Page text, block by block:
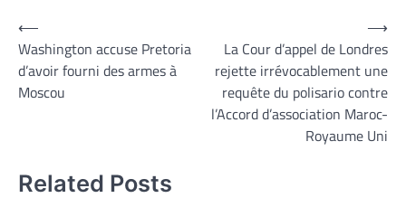
Navigation
de
l’article
⟵
Washington accuse Pretoria
d’avoir fourni des armes à
Moscou
La Cour d’appel de Londres
rejette irrévocablement une
requête du polisario contre
l’Accord d’association Maroc-
Royaume Uni
⟶
Related Posts